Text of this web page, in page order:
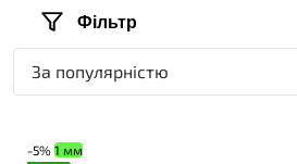
Фільтр
За популярністю
-5% 1 мм